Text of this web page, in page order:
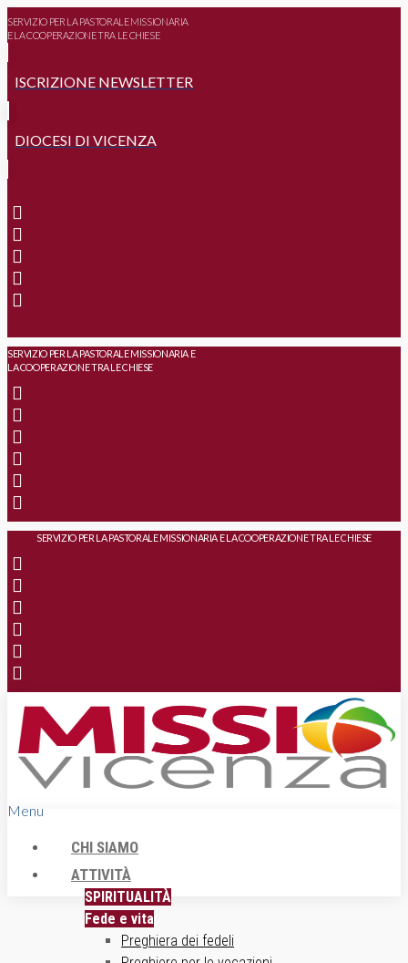
SERVIZIO PER LA PASTORALE MISSIONARIA
E LA COOPERAZIONE TRA LE CHIESE
ISCRIZIONE NEWSLETTER
DIOCESI DI VICENZA
SERVIZIO PER LA PASTORALE MISSIONARIA E
LA COOPERAZIONE TRA LE CHIESE
SERVIZIO PER LA PASTORALE MISSIONARIA E LA COOPERAZIONE TRA LE CHIESE
Menu
CHI SIAMO
ATTIVITÀ
SPIRITUALITÀ
Fede e vita
Preghiera dei fedeli